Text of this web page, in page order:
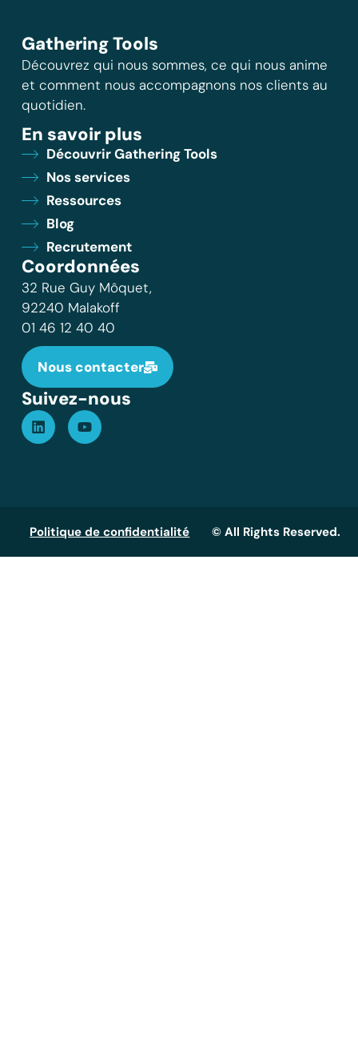
Gathering Tools
Découvrez qui nous sommes, ce qui nous anime
et comment nous accompagnons nos clients au
quotidien.
En savoir plus
Découvrir Gathering Tools
Nos services
Ressources
Blog
Recrutement
Coordonnées
32 Rue Guy Môquet,
92240 Malakoff
01 46 12 40 40
Nous contacter
Suivez-nous
Politique de confidentialité © All Rights Reserved.